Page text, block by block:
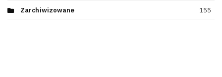
Zarchiwizowane 155